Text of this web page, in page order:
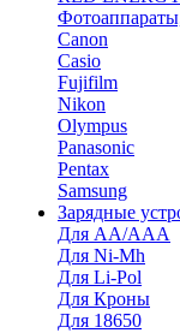
Canon
Casio
Fujifilm
Nikon
Olympus
Panasonic
Pentax
Samsung
Зарядные
Для AA/AAA
Для Ni-Mh
Для Li-Pol
Для Кроны
Для 18650